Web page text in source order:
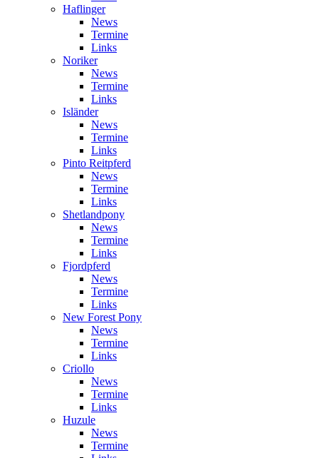
Haflinger
News
Termine
Links
Noriker
News
Termine
Links
Isländer
News
Termine
Links
Pinto Reitpferd
News
Termine
Links
Shetlandpony
News
Termine
Links
Fjordpferd
News
Termine
Links
New Forest Pony
News
Termine
Links
Criollo
News
Termine
Links
Huzule
News
Termine